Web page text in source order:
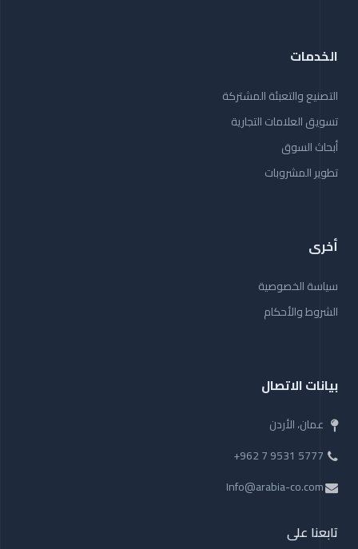
الخدمات
التصنيع والتعبئة المشتركة
تسويق العلامات التجارية
أبحاث السوق
تطوير المشروبات
أخرى
سياسة الخصوصية
الشروط والأحكام
بيانات الاتصال
عمان، الأردن
+962 7 9531 5777
Info@arabia-co.com
تابعنا على